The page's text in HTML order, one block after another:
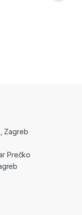
Zagreb
Prečko